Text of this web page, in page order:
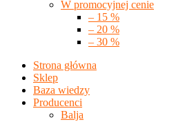
W promocyjnej cenie
– 15 %
– 20 %
– 30 %
Strona główna
Sklep
Baza wiedzy
Producenci
Balja